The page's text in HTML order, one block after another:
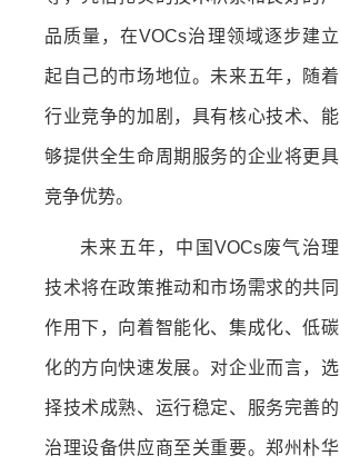
品质量，在VOCs治理领域逐步建立
起自己的市场地位。未来五年，随着
行业竞争的加剧，具有核心技术、能
够提供全生命周期服务的企业将更具
竞争优势。
未来五年，中国VOCs废气治理
技术将在政策推动和市场需求的共同
作用下，向着智能化、集成化、低碳
化的方向快速发展。对企业而言，选
择技术成熟、运行稳定、服务完善的
治理设备供应商至关重要。郑州朴华